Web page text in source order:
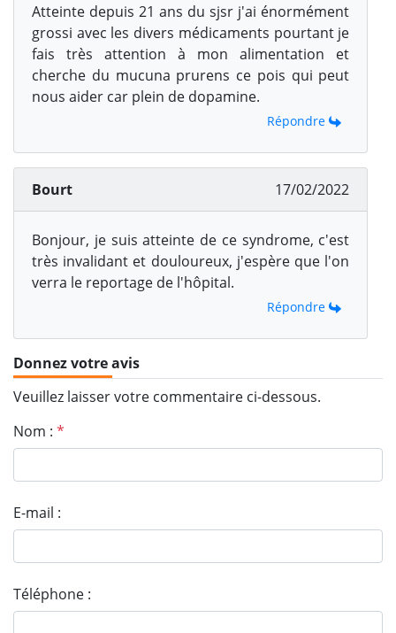
Atteinte depuis 21 ans du sjsr j'ai énormément
grossi avec les divers médicaments pourtant je
fais très attention à mon alimentation et
cherche du mucuna prurens ce pois qui peut
nous aider car plein de dopamine.
Répondre
Bourt 17/02/2022
Bonjour, je suis atteinte de ce syndrome, c'est
très invalidant et douloureux, j'espère que l'on
verra le reportage de l'hôpital.
Répondre
Donnez votre avis
Veuillez laisser votre commentaire ci-dessous.
Nom : *
E-mail :
Téléphone :